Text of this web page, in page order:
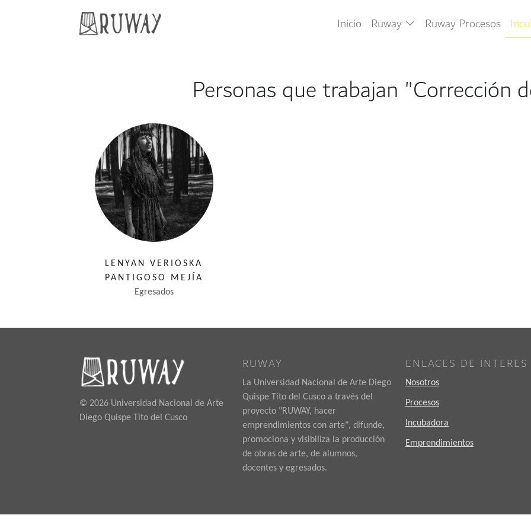
Inicio Ruway Ruway Procesos
Personas que trabajan "Corrección
LENYAN VERIOSKA
PANTIGOSO MEJÍA
Egresados
© 2026 Universidad Nacional de Arte
Diego Quispe Tito del Cusco
RUWAY
La Universidad Nacional de Arte Diego
Quispe Tito del Cusco a través del
proyecto "RUWAY, hacer
emprendimientos con arte", difunde,
promociona y visibiliza la producción
de obras de arte, de alumnos,
docentes y egresados.
ENLACES DE INTERES
Nosotros
Procesos
Incubadora
Emprendimientos